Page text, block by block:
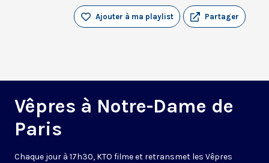
Partager
Ajouter à ma playlist
Vêpres à Notre-Dame de
Paris
Chaque jour à 17h30, KTO filme et retransmet les Vêpres